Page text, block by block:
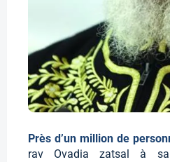
Près d’un million de
rav Ovadia zatsal à sa